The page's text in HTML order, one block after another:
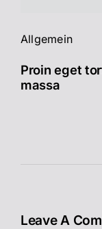
Allgemein
Proin eget
massa
Leave A